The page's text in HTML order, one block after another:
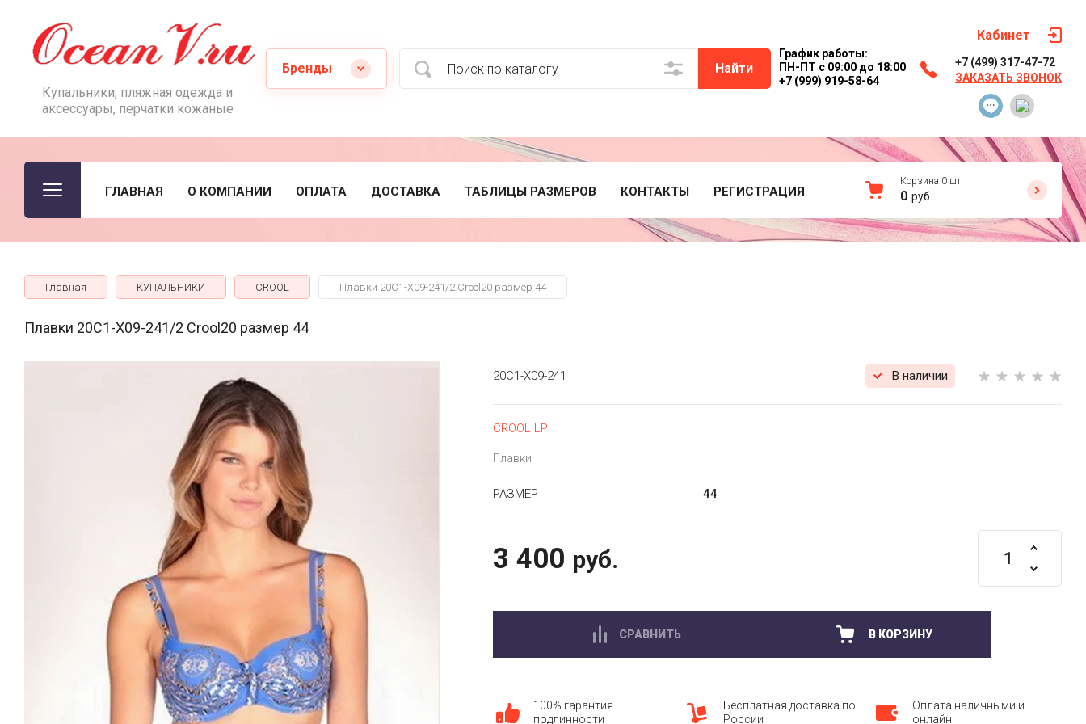
Купальники, пляжная одежда и
аксессуары, перчатки кожаные
Бренды Найти
График работы:
ПН-ПТ с 09:00 до 18:00
+7 (999) 919-58-64
Кабинет
+7 (499) 317-47-72
ЗАКАЗАТЬ ЗВОНОК
ГЛАВНАЯ О КОМПАНИИ ОПЛАТА ДОСТАВКА ТАБЛИЦЫ РАЗМЕРОВ КОНТАКТЫ РЕГИСТРАЦИЯ
Корзина 0 шт.
0 руб.
Главная КУПАЛЬНИКИ CROOL Плавки 20C1-X09-241/2 Crool20 размер 44
Плавки 20C1-X09-241/2 Crool20 размер 44
20C1-X09-241 В наличии
CROOL LP
Плавки
РАЗМЕР 44
3 400 руб.
СРАВНИТЬ В КОРЗИНУ
100% гарантия
подлинности
Бесплатная доставка по
России
Оплата наличными и
онлайн